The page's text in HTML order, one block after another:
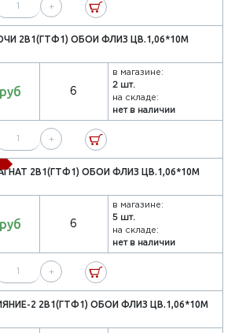
+
2В1(ГТФ1) ОБОИ ФЛИЗ ЦВ.1,06*10М
6
в магазине:
2 шт.
на складе:
нет в наличии
+
2В1(ГТФ1) ОБОИ ФЛИЗ ЦВ.1,06*10М
6
в магазине:
5 шт.
на складе:
нет в наличии
+
2 2В1(ГТФ1) ОБОИ ФЛИЗ ЦВ.1,06*10М